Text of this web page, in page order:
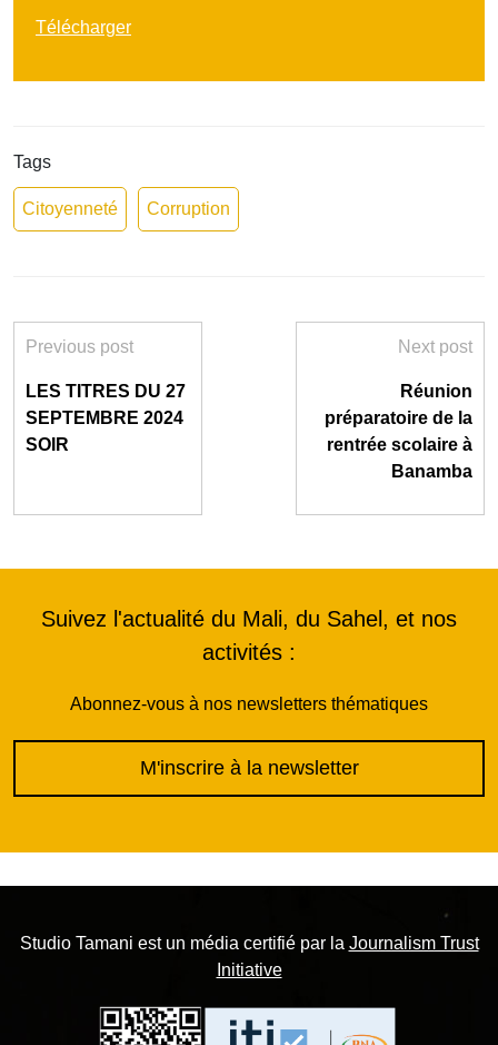
Télécharger
Tags
Citoyenneté Corruption
Previous post
LES TITRES DU 27
SEPTEMBRE 2024
SOIR
Next post
Réunion
préparatoire de la
rentrée scolaire à
Banamba
Suivez l'actualité du Mali, du Sahel, et nos
activités :
Abonnez-vous à nos newsletters thématiques
M'inscrire à la newsletter
Studio Tamani est un média certifié par la Journalism Trust
Initiative